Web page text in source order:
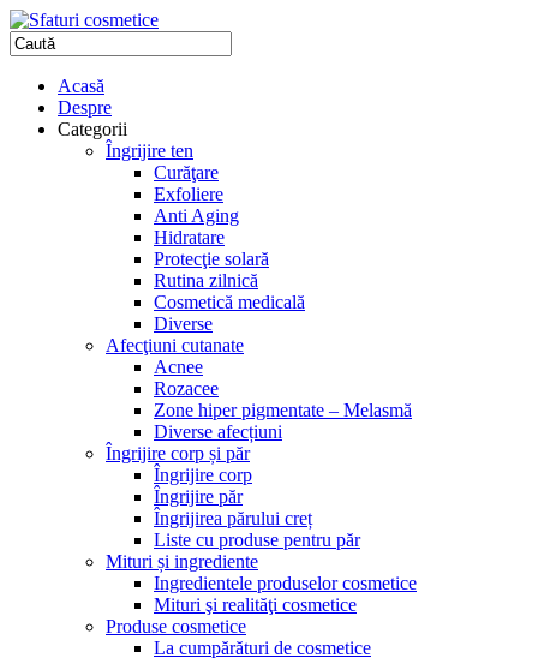
Acasă
Despre
Categorii
Îngrijire ten
Curăţare
Exfoliere
Anti Aging
Hidratare
Protecţie solară
Rutina zilnică
Cosmetică medicală
Diverse
Afecţiuni cutanate
Acnee
Rozacee
Zone hiper pigmentate – Melasmă
Diverse afecțiuni
Îngrijire corp și păr
Îngrijire corp
Îngrijire păr
Îngrijirea părului creț
Liste cu produse pentru păr
Mituri și ingrediente
Ingredientele produselor cosmetice
Mituri şi realităţi cosmetice
Produse cosmetice
La cumpărături de cosmetice